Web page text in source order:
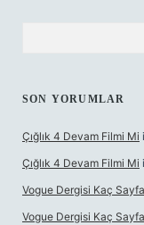
SON YORUMLAR
Çığlık 4 Devam Filmi Mi
Çığlık 4 Devam Filmi Mi
Vogue Dergisi Kaç Sayfa
Vogue Dergisi Kaç Sayfa